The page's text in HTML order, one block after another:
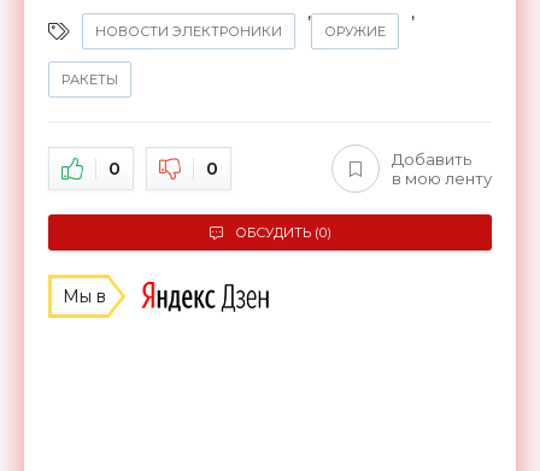
НОВОСТИ ЭЛЕКТРОНИКИ
,
ОРУЖИЕ
,
РАКЕТЫ
0 0
Добавить
в мою ленту
ОБСУДИТЬ (0)
Мы в